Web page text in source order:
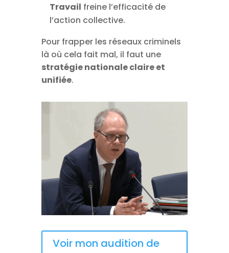
Travail freine l’efficacité de
l’action collective.
Pour frapper les réseaux criminels
là où cela fait mal, il faut une
stratégie nationale claire et
unifiée.
Voir mon audition de